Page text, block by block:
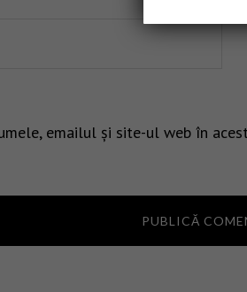
emailul și site-ul web în